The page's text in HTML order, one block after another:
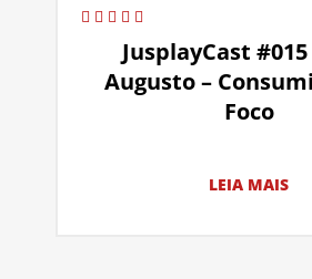
JusplayCast #015
Augusto –
Foco
LEIA MAIS